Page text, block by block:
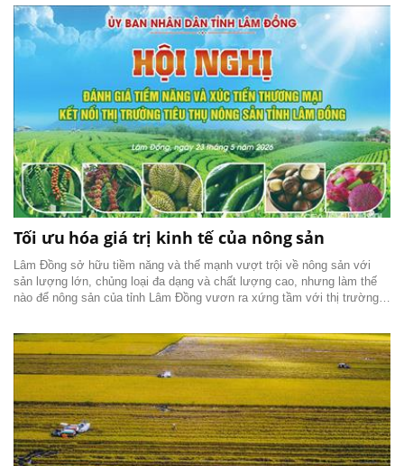
Tối ưu hóa giá trị kinh tế của nông sản
Lâm Đồng sở hữu tiềm năng và thế mạnh vượt trội về nông sản với
sản lượng lớn, chủng loại đa dạng và chất lượng cao, nhưng làm thế
nào để nông sản của tỉnh Lâm Đồng vươn ra xứng tầm với thị trường